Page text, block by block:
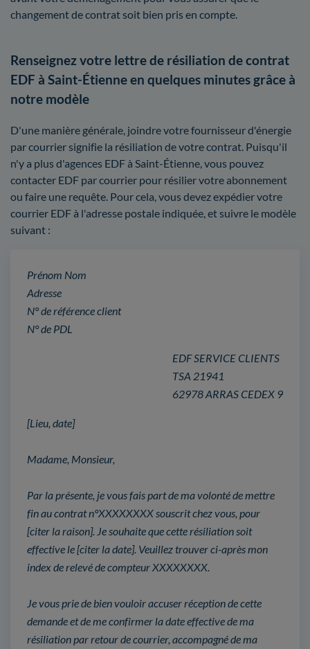
changement de contrat soit bien pris en compte.
Renseignez votre lettre de résiliation de contrat
EDF à Saint-Étienne en quelques minutes grâce à
notre modèle
D'une manière générale, joindre votre fournisseur d'énergie
par courrier signifie la résiliation de votre contrat. Puisqu'il
n'y a plus d'agences EDF à Saint-Étienne, vous pouvez
contacter EDF par courrier pour résilier votre abonnement
ou faire une requête. Pour cela, vous devez expédier votre
courrier EDF à l'adresse postale indiquée, et suivre le modèle
suivant :
Prénom Nom
Adresse
N° de référence client
N° de PDL
EDF SERVICE CLIENTS
TSA 21941
62978 ARRAS CEDEX 9
[Lieu, date]
Madame, Monsieur,
Par la présente, je vous fais part de ma volonté de mettre
fin au contrat n°XXXXXXXX souscrit chez vous, pour
[citer la raison]. Je souhaite que cette résiliation soit
effective le [citer la date]. Veuillez trouver ci-après mon
index de relevé de compteur XXXXXXXX.
Je vous prie de bien vouloir accuser réception de cette
demande et de me confirmer la date effective de ma
résiliation par retour de courrier, accompagné de ma